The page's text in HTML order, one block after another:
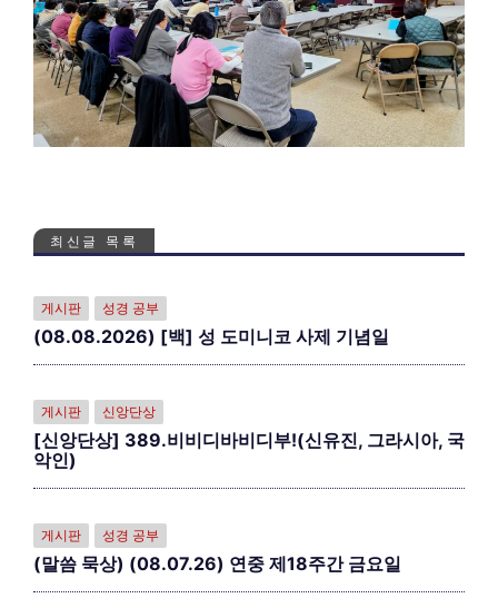
최신글 목록
게시판 성경 공부
(08.08.2026) [백] 성 도미니코 사제 기념일
게시판 신앙단상
[신앙단상] 389.비비디바비디부!(신유진, 그라시아, 국
악인)
게시판 성경 공부
(말씀 묵상) (08.07.26) 연중 제18주간 금요일